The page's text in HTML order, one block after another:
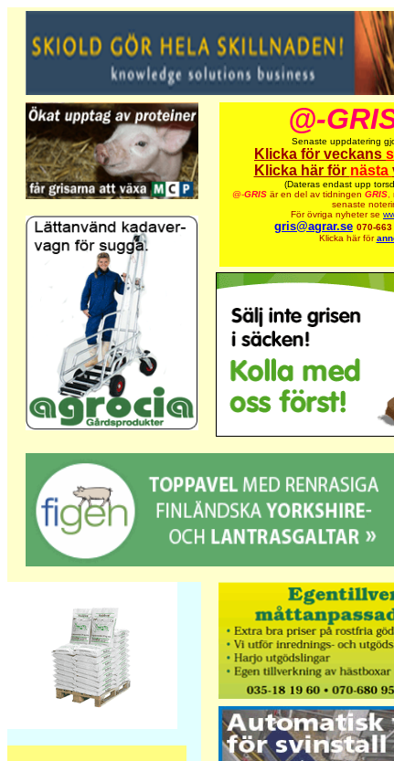
@-
Senaste uppdatering
Klicka för veckans
Klicka här för nästa
(Dateras endast upp
@-GRIS är en del av tidningen GRIS,
senaste
För övriga nyheter se
gris@agrar.se 070-663
Klicka här för